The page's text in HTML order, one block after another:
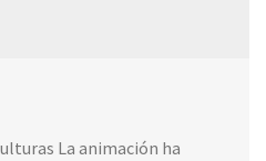
La animación ha